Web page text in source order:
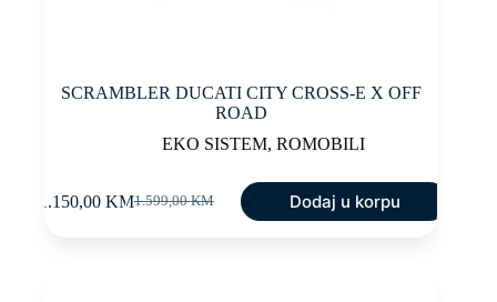
SCRAMBLER DUCATI CITY CROSS-E X OFF
ROAD
EKO SISTEM, ROMOBILI
1.599,00KM
Original
1.150,00 KMCurrent
Dodaj u korpu